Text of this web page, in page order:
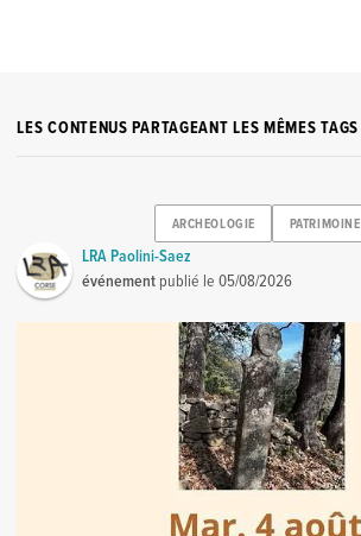
LES CONTENUS PARTAGEANT LES MÊMES TAGS
ARCHEOLOGIE PATRIMOINE
LRA Paolini-Saez
événement publié le05/08/2026